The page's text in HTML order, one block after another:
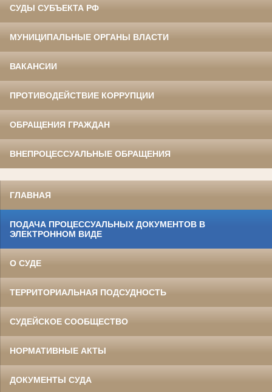
СУДЫ СУБЪЕКТА РФ
МУНИЦИПАЛЬНЫЕ ОРГАНЫ ВЛАСТИ
ВАКАНСИИ
ПРОТИВОДЕЙСТВИЕ КОРРУПЦИИ
ОБРАЩЕНИЯ ГРАЖДАН
ВНЕПРОЦЕССУАЛЬНЫЕ ОБРАЩЕНИЯ
ГЛАВНАЯ
ПОДАЧА ПРОЦЕССУАЛЬНЫХ ДОКУМЕНТОВ В
ЭЛЕКТРОННОМ ВИДЕ
О СУДЕ
ТЕРРИТОРИАЛЬНАЯ ПОДСУДНОСТЬ
СУДЕЙСКОЕ СООБЩЕСТВО
НОРМАТИВНЫЕ АКТЫ
ДОКУМЕНТЫ СУДА